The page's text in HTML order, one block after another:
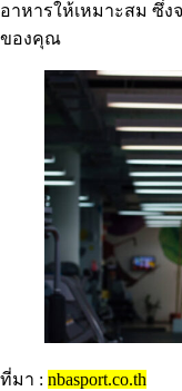
อาหารให้เหมาะสม ซึ่ง
ของคุณ
ที่มา : nbasport.co.th